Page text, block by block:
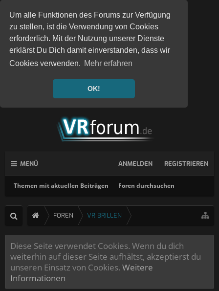
Um alle Funktionen des Forums zur Verfügung
zu stellen, ist die Verwendung von Cookies
erforderlich. Mit der Nutzung unserer Dienste
erklärst Du Dich damit einverstanden, dass wir
Cookies verwenden. Mehr erfahren
OK!
MENÜ
Themen mit aktuellen Beiträgen Foren durchsuchen
ANMELDEN REGISTRIEREN
FOREN VR BRILLEN
Diese Seite verwendet Cookies. Wenn du dich
weiterhin auf dieser Seite aufhältst, akzeptierst du
unseren Einsatz von Cookies. Weitere
Informationen